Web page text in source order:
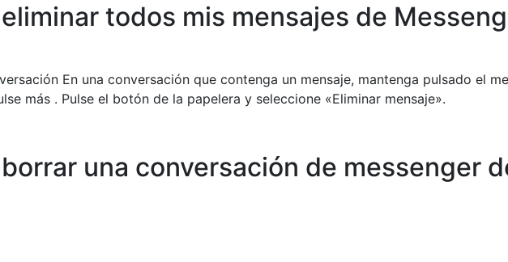
todos mis mensajes de
En una conversación que contenga un mensaje, mantenga pulsado el
más . Pulse el botón de la papelera y seleccione «Eliminar mensaje».
una conversación de messenger